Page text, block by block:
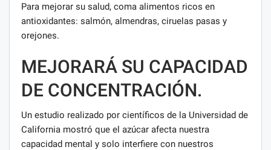
Para mejorar su salud, coma alimentos ricos en
antioxidantes: salmón, almendras, ciruelas pasas y
orejones.
MEJORARÁ SU CAPACIDAD
DE CONCENTRACIÓN.
Un estudio realizado por científicos de la Universidad de
California mostró que el azúcar afecta nuestra
capacidad mental y solo interfiere con nuestros